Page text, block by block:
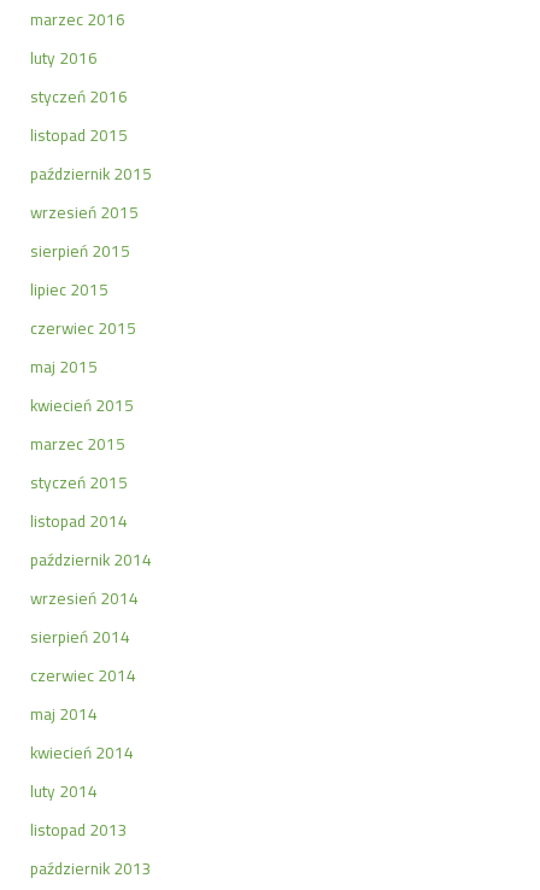
marzec 2016
luty 2016
styczeń 2016
listopad 2015
październik 2015
wrzesień 2015
sierpień 2015
lipiec 2015
czerwiec 2015
maj 2015
kwiecień 2015
marzec 2015
styczeń 2015
listopad 2014
październik 2014
wrzesień 2014
sierpień 2014
czerwiec 2014
maj 2014
kwiecień 2014
luty 2014
listopad 2013
październik 2013